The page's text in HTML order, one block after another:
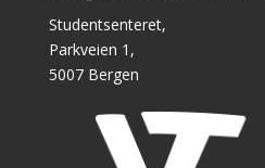
Studentsenteret,
Parkveien 1,
5007 Bergen